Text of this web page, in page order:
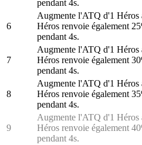
pendant 4s.
6
Augmente l'ATQ d'1 Héros
Héros renvoie également
pendant 4s.
7
Augmente l'ATQ d'1 Héros
Héros renvoie également
pendant 4s.
8
Augmente l'ATQ d'1 Héros
Héros renvoie également
pendant 4s.
9
Augmente l'ATQ d'1 Héros
Héros renvoie également
pendant 4s.